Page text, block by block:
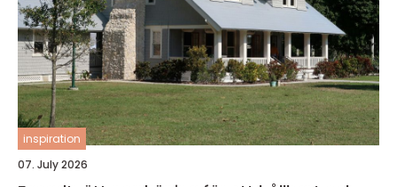
inspiration
07. July 2026